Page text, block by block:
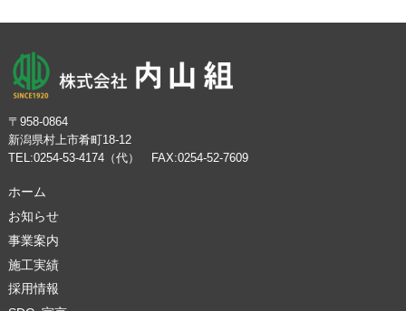
ブ
〒958-0864
新潟県村上市肴町18-12
TEL:0254-53-4174（代） FAX:0254-52-7609
ホーム
お知らせ
事業案内
施工実績
採用情報